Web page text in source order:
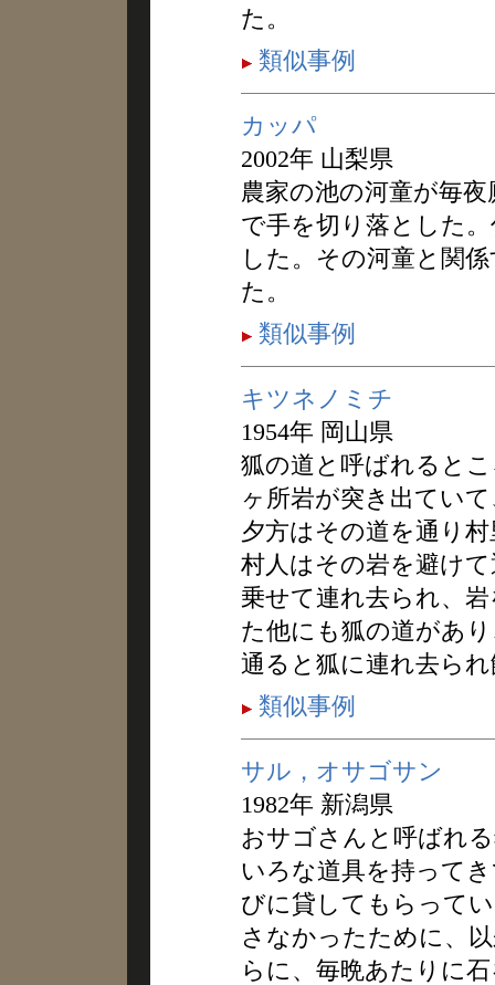
た。
類似事例
カッパ
2002年 山梨県
農家の池の河童が毎
で手を切り落とした
した。その河童と関
た。
類似事例
キツネノミチ
1954年 岡山県
狐の道と呼ばれると
ヶ所岩が突き出てい
夕方はその道を通り
村人はその岩を避け
乗せて連れ去られ、
た他にも狐の道があ
通ると狐に連れ去ら
類似事例
サル，オサゴサン
1982年 新潟県
おサゴさんと呼ばれ
いろな道具を持って
びに貸してもらって
さなかったために、
らに、毎晩あたりに